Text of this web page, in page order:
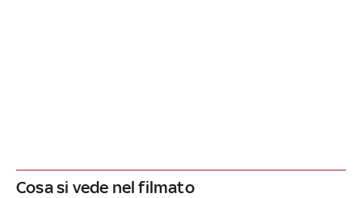
Cosa si vede nel filmato